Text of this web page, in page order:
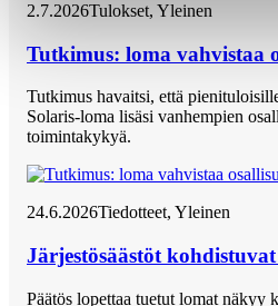
2.7.2026Tulokset, Yleinen
Tutkimus: loma vahvistaa
Tutkimus havaitsi, että
Solaris-loma lisäsi vanhempien
toimintakykyä.
24.6.2026Tiedotteet, Yleinen
Järjestösäästöt
Päätös lopettaa tuetut lomat näkyy